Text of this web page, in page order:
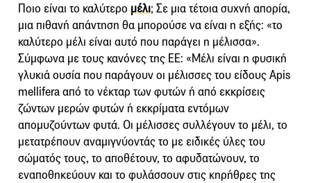
Ποιο είναι το καλύτερο μέλι; Σε μια τέτοια συχνή απορία,
μια πιθανή απάντηση θα μπορούσε να είναι η εξής: «το
καλύτερο μέλι είναι αυτό που παράγει η μέλισσα».
Σύμφωνα με τους κανόνες της ΕΕ: «Μέλι είναι η φυσική
γλυκιά ουσία που παράγουν οι μέλισσες του είδους Apis
mellifera από το νέκταρ των φυτών ή από εκκρίσεις
ζώντων μερών φυτών ή εκκρίματα εντόμων
απομυζούντων φυτά. Οι μέλισσες συλλέγουν το μέλι, το
μετατρέπουν αναμιγνύοντάς το με ειδικές ύλες του
σώματός τους, το αποθέτουν, το αφυδατώνουν, το
εναποθηκεύουν και το φυλάσσουν στις κηρήθρες της